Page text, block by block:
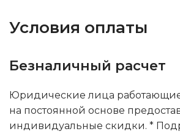
Условия оплаты
Безналичный расчет
Юридические лица
на постоянной основе
индивидуальные скидки. *